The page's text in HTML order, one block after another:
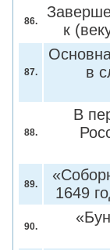
86.
к
87.
в
88.
В
89.
1649
90.